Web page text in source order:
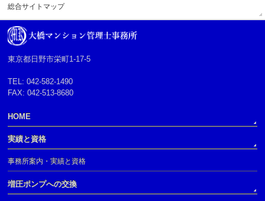
総合サイトマップ
東京都日野市栄町1-17-5
TEL: 042-582-1490
FAX: 042-513-8680
HOME
実績と資格
事務所案内・実績と資格
増圧ポンプへの交換